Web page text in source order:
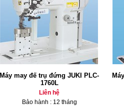
Máy may đế trụ đứng JUKI PLC-
1760L
Liên hệ
Bảo hành : 12 tháng